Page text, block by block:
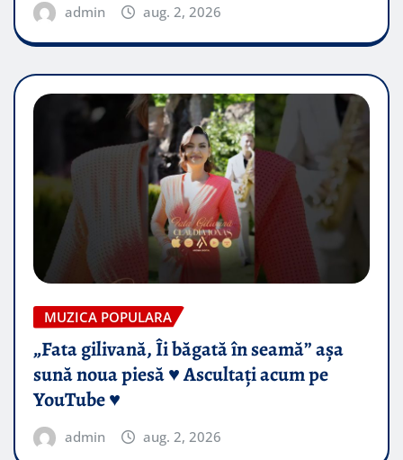
admin aug. 2, 2026
MUZICA POPULARA
„Fata gilivană, Îi băgată în seamă” așa
sună noua piesă ♥️ Ascultați acum pe
YouTube ♥️
admin aug. 2, 2026